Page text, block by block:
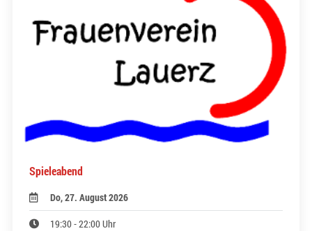
Spieleabend
Do, 27. August 2026
19:30 - 22:00 Uhr